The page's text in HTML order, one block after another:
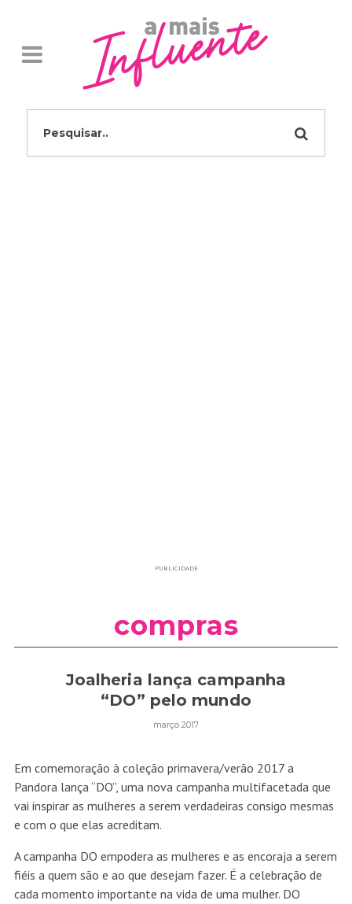
PUBLICIDADE
compras
Joalheria lança campanha
“DO” pelo mundo
março 2017
Em comemoração à coleção primavera/verão 2017 a
Pandora lança “DO”, uma nova campanha multifacetada que
vai inspirar as mulheres a serem verdadeiras consigo mesmas
e com o que elas acreditam.
A campanha DO empodera as mulheres e as encoraja a serem
fiéis a quem são e ao que desejam fazer. É a celebração de
cada momento importante na vida de uma mulher. DO